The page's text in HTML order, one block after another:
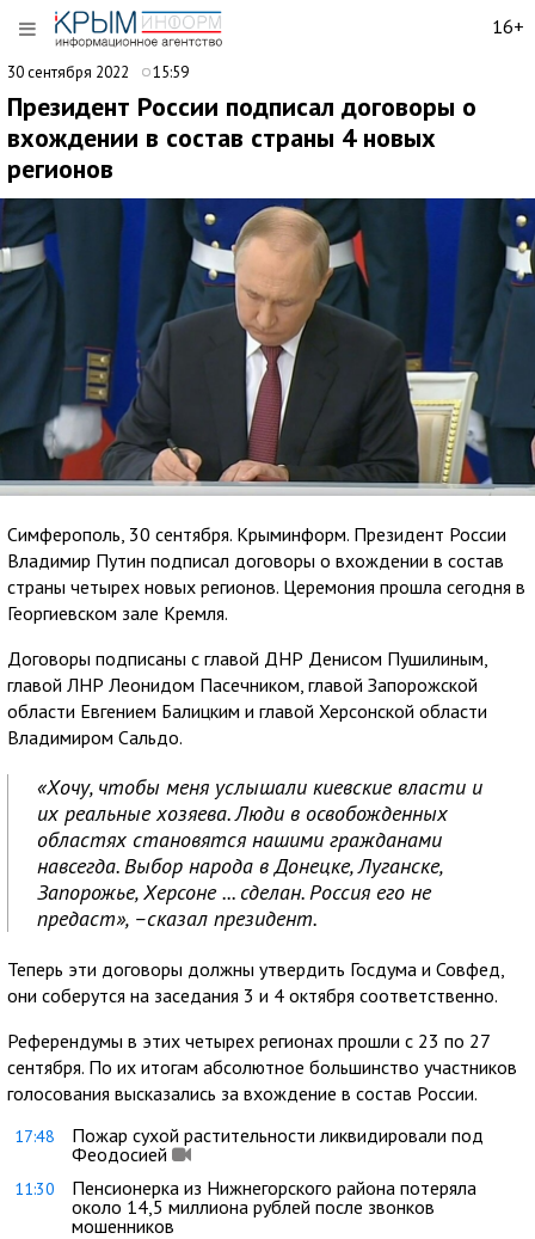
16+
30 сентября 2022 15:59
Президент России подписал договоры о
вхождении в состав страны 4 новых
регионов
Симферополь, 30 сентября. Крыминформ. Президент России
Владимир Путин подписал договоры о вхождении в состав
страны четырех новых регионов. Церемония прошла сегодня в
Георгиевском зале Кремля.
Договоры подписаны с главой ДНР Денисом Пушилиным,
главой ЛНР Леонидом Пасечником, главой Запорожской
области Евгением Балицким и главой Херсонской области
Владимиром Сальдо.
«Хочу, чтобы меня услышали киевские власти и
их реальные хозяева. Люди в освобожденных
областях становятся нашими гражданами
навсегда. Выбор народа в Донецке, Луганске,
Запорожье, Херсоне ... сделан. Россия его не
предаст», –сказал президент.
Теперь эти договоры должны утвердить Госдума и Совфед,
они соберутся на заседания 3 и 4 октября соответственно.
Референдумы в этих четырех регионах прошли с 23 по 27
сентября. По их итогам абсолютное большинство участников
голосования высказались за вхождение в состав России.
17:48
Пожар сухой растительности ликвидировали под
Феодосией
11:30
Пенсионерка из Нижнегорского района потеряла
около 14,5 миллиона рублей после звонков
мошенников